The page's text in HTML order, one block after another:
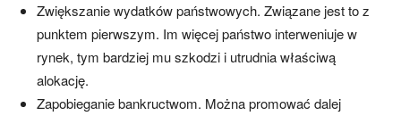
Zwiększanie wydatków państwowych. Związane jest to z
punktem pierwszym. Im więcej państwo interweniuje w
rynek, tym bardziej mu szkodzi i utrudnia właściwą
alokację.
Zapobieganie bankructwom. Można promować dalej